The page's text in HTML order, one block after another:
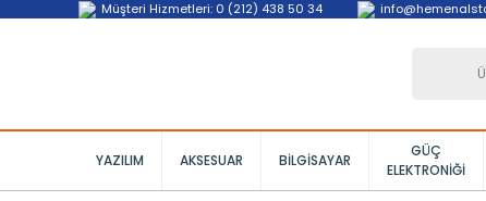
Müşteri Hizmetleri: 0 (212) 438 50 34
YAZILIM AKSESUAR BILGISAYAR
GÜÇ
ELEKTRONIĞI